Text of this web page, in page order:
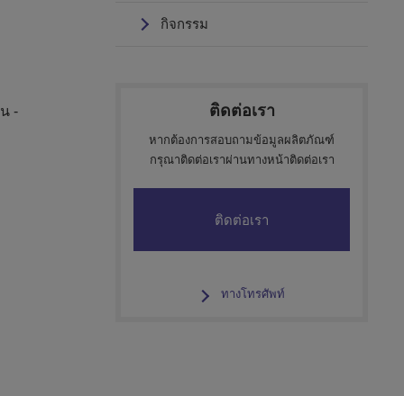
-
กิจกรรม
ติดต่อเรา
หากต้องการสอบถามข้อมูลผลิตภัณฑ์
กรุณาติดต่อเราผ่านทางหน้าติดต่อเรา
ติดต่อเรา
ทางโทรศัพท์